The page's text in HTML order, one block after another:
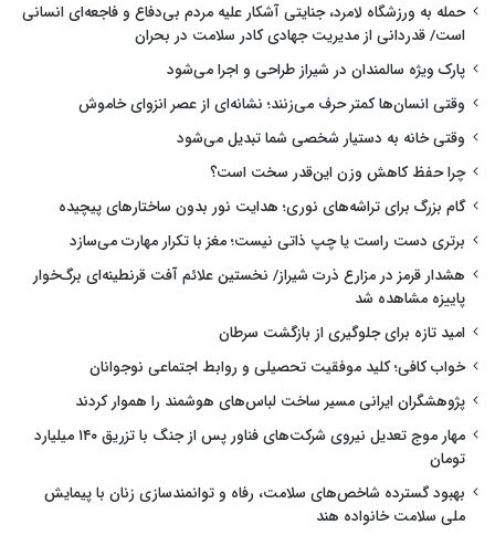
حمله به ورزشگاه لامرد، جنایتی آشکار علیه مردم بی‌دفاع و فاجعه‌ای انسانی
است/ قدردانی از مدیریت جهادی کادر سلامت در بحران
پارک ویژه سالمندان در شیراز طراحی و اجرا می‌شود
وقتی انسان‌ها کمتر حرف می‌زنند؛ نشانه‌ای از عصر انزوای خاموش
وقتی خانه به دستیار شخصی شما تبدیل می‌شود
چرا حفظ کاهش وزن این‌قدر سخت است؟
گام بزرگ برای تراشه‌های نوری؛ هدایت نور بدون ساختارهای پیچیده
برتری دست راست یا چپ ذاتی نیست؛ مغز با تکرار مهارت می‌سازد
هشدار قرمز در مزارع ذرت شیراز/ نخستین علائم آفت قرنطینه‌ای برگ‌خوار
پاییزه مشاهده شد
امید تازه برای جلوگیری از بازگشت سرطان
خواب کافی؛ کلید موفقیت تحصیلی و روابط اجتماعی نوجوانان
پژوهشگران ایرانی مسیر ساخت لباس‌های هوشمند را هموار کردند
مهار موج تعدیل نیروی شرکت‌های فناور پس از جنگ با تزریق ۱۴۰ میلیارد
تومان
بهبود گسترده شاخص‌های سلامت، رفاه و توانمندسازی زنان با پیمایش
ملی سلامت خانواده هند